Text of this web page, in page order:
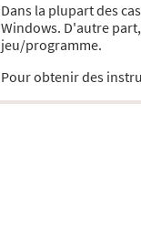
Dans la plupart des
Windows. D'autre
jeu/programme.
Pour obtenir des